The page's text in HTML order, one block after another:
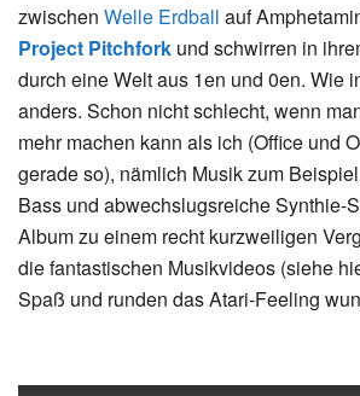
zwischen Welle Erdball auf
Project Pitchfork und schwirren in
durch eine Welt aus 1en und 0en. Wie
anders. Schon nicht schlecht, wenn
mehr machen kann als ich (Office und
gerade so), nämlich Musik zum
Bass und abwechslugsreiche Synthie-
Album zu einem recht kurzweiligen
die fantastischen Musikvideos (siehe
Spaß und runden das Atari-Feeling